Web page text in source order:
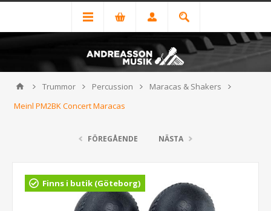
Trummor Percussion
Maracas & Shakers
Meinl PM2BK Concert Maracas
FÖREGÅENDE NÄSTA
Finns i butik (Göteborg)